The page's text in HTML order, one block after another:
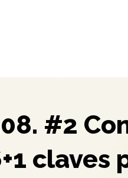
#2
claves